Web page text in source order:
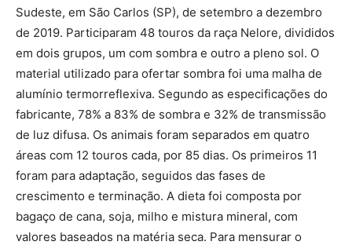
Sudeste, em São Carlos (SP), de setembro a dezembro
de 2019. Participaram 48 touros da raça Nelore, divididos
em dois grupos, um com sombra e outro a pleno sol. O
material utilizado para ofertar sombra foi uma malha de
alumínio termorreflexiva. Segundo as especificações do
fabricante, 78% a 83% de sombra e 32% de transmissão
de luz difusa. Os animais foram separados em quatro
áreas com 12 touros cada, por 85 dias. Os primeiros 11
foram para adaptação, seguidos das fases de
crescimento e terminação. A dieta foi composta por
bagaço de cana, soja, milho e mistura mineral, com
valores baseados na matéria seca. Para mensurar o